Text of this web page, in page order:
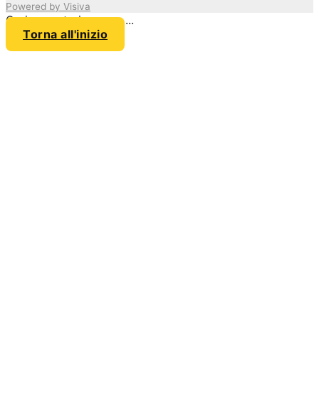
Powered by Visiva
Caricamento in corso ...
Torna all'inizio